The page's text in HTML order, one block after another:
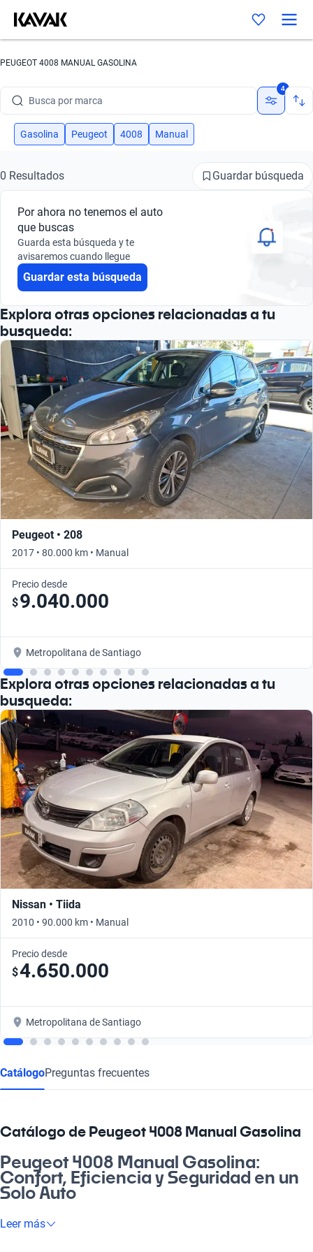
PEUGEOT 4008 MANUAL GASOLINA
Busca por marca
Busca por modelo
Busca por año
Busca por marca
Busca por modelo
Busca por año
4
Gasolina Peugeot 4008 Manual
0 Resultados Guardar búsqueda
Por ahora no tenemos el auto
que buscas
Guarda esta búsqueda y te
avisaremos cuando llegue
Guardar esta búsqueda
Explora otras opciones relacionadas a tu
busqueda:
Peugeot • 208
2017 • 80.000 km • Manual
Precio desde
$9.040.000
Metropolitana de Santiago
Explora otras opciones relacionadas a tu
busqueda:
Nissan • Tiida
2010 • 90.000 km • Manual
Precio desde
$4.650.000
Metropolitana de Santiago
CatálogoPreguntas frecuentes
Catálogo de Peugeot 4008 Manual Gasolina
Peugeot 4008 Manual Gasolina:
Confort, Eficiencia y Seguridad en un
Solo Auto
Si buscas un vehículo que se sienta como una segunda casa, el
Leer más